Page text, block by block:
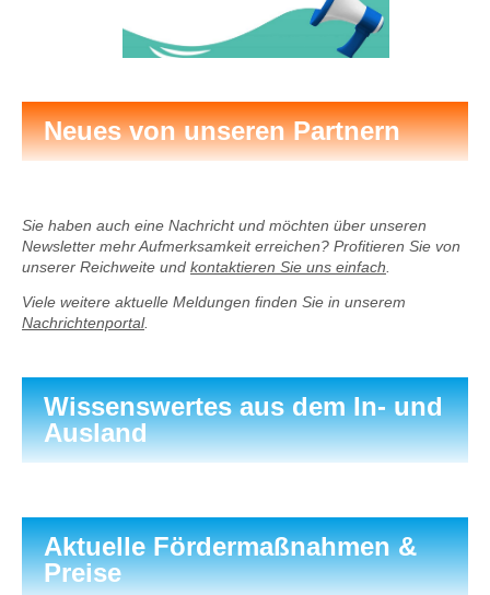
Neues von unseren Partnern
Sie haben auch eine Nachricht und möchten über unseren
Newsletter mehr Aufmerksamkeit erreichen? Profitieren Sie von
unserer Reichweite und kontaktieren Sie uns einfach
Viele weitere aktuelle Meldungen finden Sie in unserem
Nachrichtenportal.
Wissenswertes aus dem In- und
Ausland
Aktuelle Fördermaßnahmen &
Preise